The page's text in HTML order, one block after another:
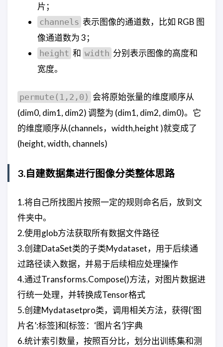
片；
channels 表示图像的通道数，比如 RGB 图
像通道数为 3；
height 和 width 分别表示图像的高度和
宽度。
permute(1,2,0) 会将原始张量的维度顺序从
(dim0, dim1, dim2) 调整为 (dim1, dim2, dim0)。它
的维度顺序从(channels，width,height )就变成了
(height, width, channels)
3.自建数据集进行图像分类整体思路
1.将自己所找图片按照一定的规则命名后，放到文
件夹中。
2.使用glob方法获取所有数据文件路径
3.创建DataSet类的子类Mydataset，用于后续通
过路径读入数据，并易于后续相应处理操作
4.通过Transforms.Compose()方法，对图片数据进
行统一处理，并转换成Tensor格式
5.创建Mydatasetpro类，调用相关方法，获得{‘图
片名’:标签}和{标签：‘图片名’}字典
6.统计索引数量，按照百分比，划分出训练集和测